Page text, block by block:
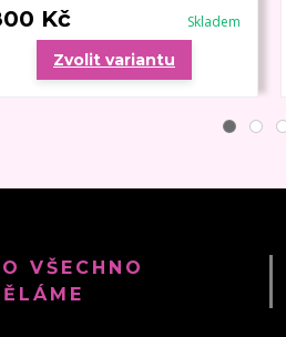
Kč Skladem
Zvolit variantu
VŠECHNO